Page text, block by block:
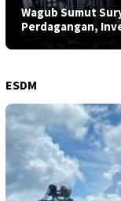
Wagub Sumut
Perdagangan,
ESDM